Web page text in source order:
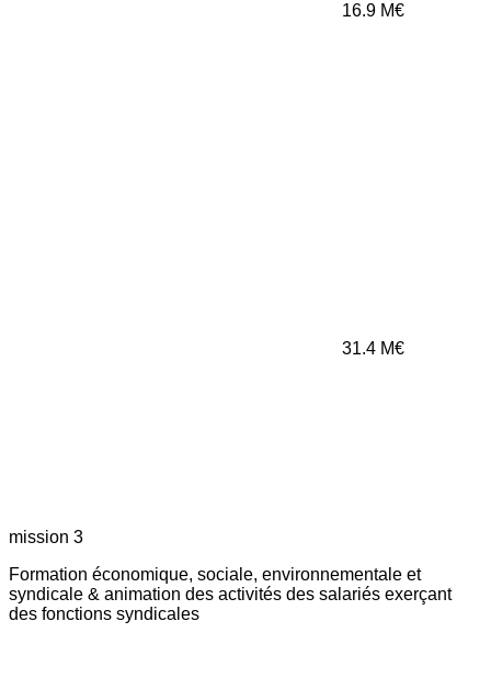
16.9 M€
31.4 M€
mission 3
Formation économique, sociale, environnementale et
syndicale & animation des activités des salariés exerçant
des fonctions syndicales